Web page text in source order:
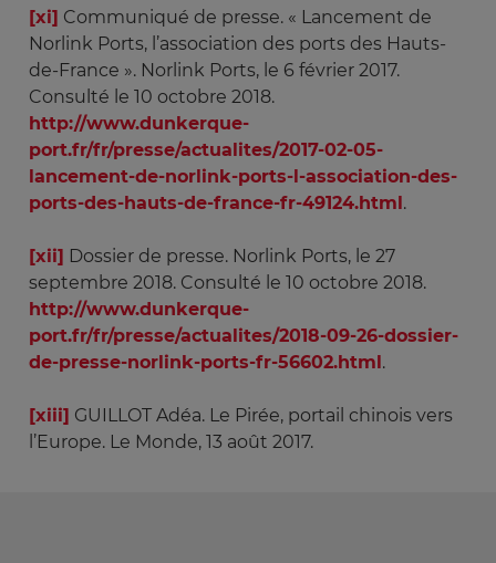
[xi] Communiqué de presse. « Lancement de
Norlink Ports, l’association des ports des Hauts-
de-France ». Norlink Ports, le 6 février 2017.
Consulté le 10 octobre 2018.
http://www.dunkerque-
port.fr/fr/presse/actualites/2017-02-05-
lancement-de-norlink-ports-l-association-des-
ports-des-hauts-de-france-fr-49124.html .
[xii] Dossier de presse. Norlink Ports, le 27
septembre 2018. Consulté le 10 octobre 2018.
http://www.dunkerque-
port.fr/fr/presse/actualites/2018-09-26-dossier-
de-presse-norlink-ports-fr-56602.html .
[xiii] GUILLOT Adéa. Le Pirée, portail chinois vers
l’Europe. Le Monde, 13 août 2017.